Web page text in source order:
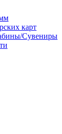
карт
Сувениры